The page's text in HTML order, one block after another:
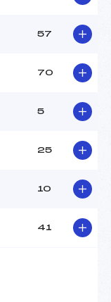
57
70
5
25
10
41